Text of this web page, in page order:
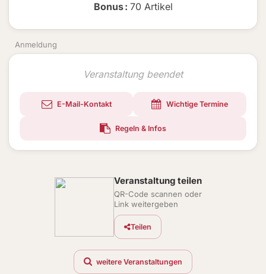
Anmeldung
Bonus: 70 Artikel
Veranstaltung beendet
E-Mail-Kontakt Wichtige Termine
Regeln & Infos
Veranstaltung teilen
QR-Code scannen oder
Link weitergeben
Teilen
weitere Veranstaltungen